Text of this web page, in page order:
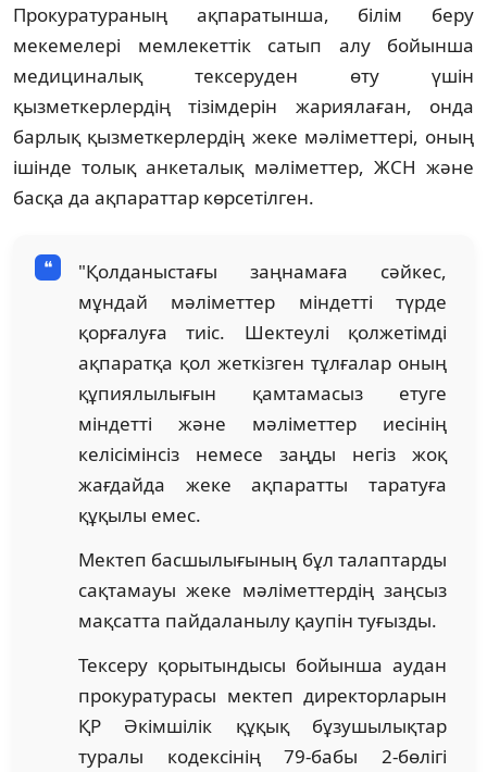
Прокуратураның ақпаратынша, білім беру
мекемелері мемлекеттік сатып алу бойынша
медициналық тексеруден өту үшін
қызметкерлердің тізімдерін жариялаған, онда
барлық қызметкерлердің жеке мәліметтері, оның
ішінде толық анкеталық мәліметтер, ЖСН және
басқа да ақпараттар көрсетілген.
"Қолданыстағы заңнамаға сәйкес,
мұндай мәліметтер міндетті түрде
қорғалуға тиіс. Шектеулі қолжетімді
ақпаратқа қол жеткізген тұлғалар оның
құпиялылығын қамтамасыз етуге
міндетті және мәліметтер иесінің
келісімінсіз немесе заңды негіз жоқ
жағдайда жеке ақпаратты таратуға
құқылы емес.
Мектеп басшылығының бұл талаптарды
сақтамауы жеке мәліметтердің заңсыз
мақсатта пайдаланылу қаупін туғызды.
Тексеру қорытындысы бойынша аудан
прокуратурасы мектеп директорларын
ҚР Әкімшілік құқық бұзушылықтар
туралы кодексінің 79-бабы 2-бөлігі